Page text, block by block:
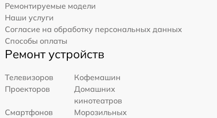
Ремонтируемые модели
Наши услуги
Согласие на обработку персональных данных
Способы оплаты
Ремонт устройств
Телевизоров
Кофемашин
Проекторов
Домашних
кинотеатров
Смартфонов
Морозильных